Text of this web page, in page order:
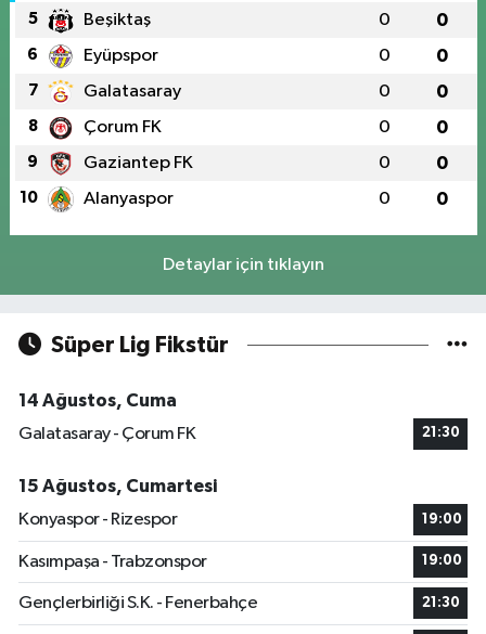
5 Beşiktaş 0 0
6 Eyüpspor 0 0
7 Galatasaray 0 0
8 Çorum FK 0 0
9 Gaziantep FK 0 0
10 Alanyaspor 0 0
Detaylar için tıklayın
Süper Lig Fikstür
14 Ağustos, Cuma
Galatasaray - Çorum FK
21:30
15 Ağustos, Cumartesi
Konyaspor - Rizespor
19:00
Kasımpaşa - Trabzonspor 19:00
Gençlerbirliği S.K. - Fenerbahçe 21:30